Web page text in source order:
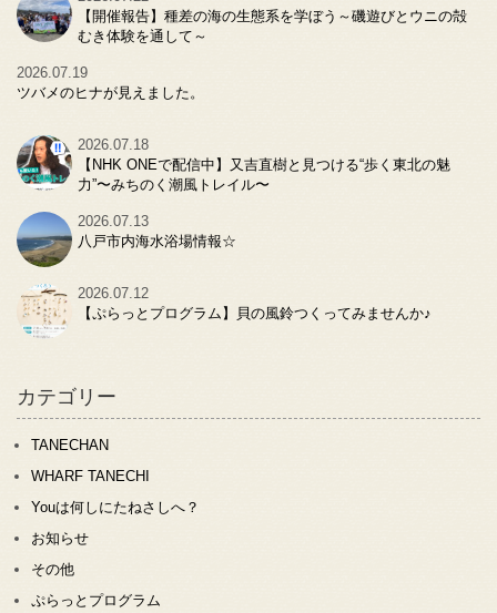
【開催報告】種差の海の生態系を学ぼう～磯遊びとウニの殻
むき体験を通して～
2026.07.19
ツバメのヒナが見えました。
2026.07.18
【NHK ONEで配信中】又吉直樹と見つける“歩く東北の魅
力”〜みちのく潮風トレイル〜
2026.07.13
八戸市内海水浴場情報☆
2026.07.12
【ぷらっとプログラム】貝の風鈴つくってみませんか♪
カテゴリー
TANECHAN
WHARF TANECHI
Youは何しにたねさしへ？
お知らせ
その他
ぷらっとプログラム